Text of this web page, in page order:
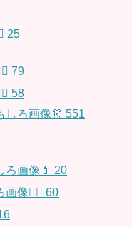
25
79
58
しろ画像👗 551
ろ画像💄 20
像👱‍♀️ 60